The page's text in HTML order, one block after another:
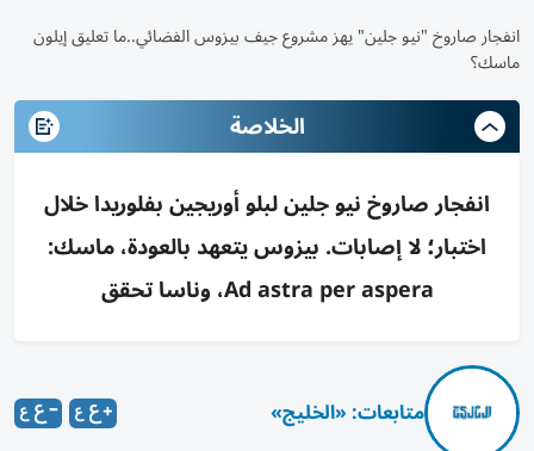
انفجار صاروخ "نيو جلين" يهز مشروع جيف بيزوس الفضائي..ما تعليق إيلون
ماسك؟
الخلاصة
انفجار صاروخ نيو جلين لبلو أوريجين بفلوريدا خلال
اختبار؛ لا إصابات. بيزوس يتعهد بالعودة، ماسك:
Ad astra per aspera، وناسا تحقق
متابعات: «الخليج»